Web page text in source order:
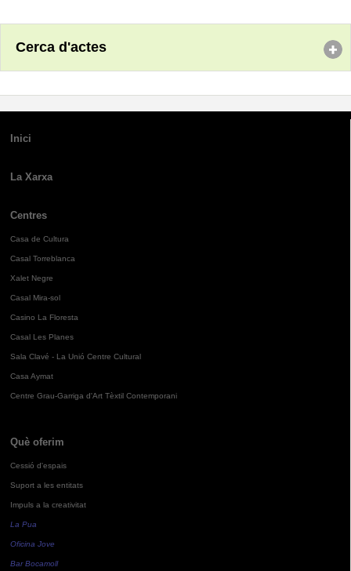
Cerca d'actes
Inici
La Xarxa
Centres
Casa de Cultura
Casal Torreblanca
Xalet Negre
Casal Mira-sol
Casino La Floresta
Casal Les Planes
Sala Clavé - La Unió Centre Cultural
Casa Aymat
Centre Grau-Garriga d'Art Tèxtil Contemporani
Què oferim
Cessió d'espais
Suport a les entitats
Impuls a la creativitat
La Pua
Oficina Jove
Bar Bocamoll